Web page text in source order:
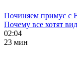
Починяем примус с
Почему все хотят
02:04
23 мин